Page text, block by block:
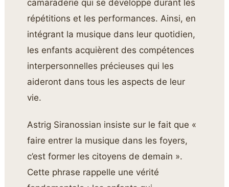
camaraderie qui se développe durant les
répétitions et les performances. Ainsi, en
intégrant la musique dans leur quotidien,
les enfants acquièrent des compétences
interpersonnelles précieuses qui les
aideront dans tous les aspects de leur
vie.
Astrig Siranossian insiste sur le fait que «
faire entrer la musique dans les foyers,
c’est former les citoyens de demain ».
Cette phrase rappelle une vérité